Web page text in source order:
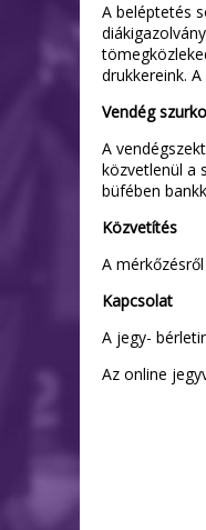
A beléptetés
drukkereink.
Vendég
A
közvetlenül a
büfében
Közvetítés
A
Kapcsolat
A jegy-
Az online